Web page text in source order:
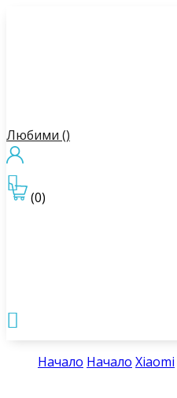
Любими ()
(0)


Начало Начало Xiaomi